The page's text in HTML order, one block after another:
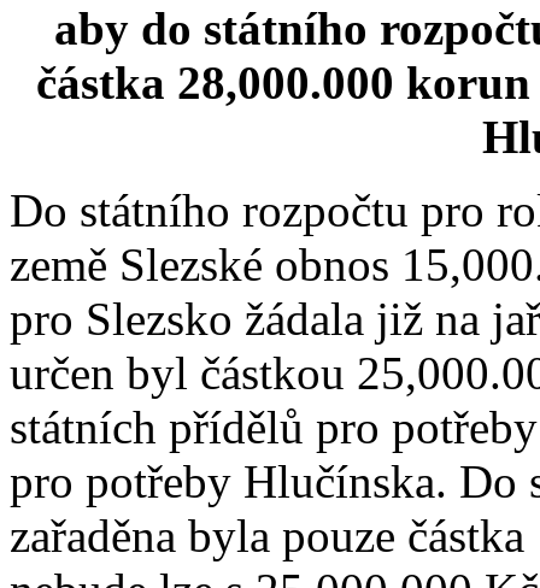
aby do státního
částka 28,000.000
Do státního rozpočtu pro
země Slezské obnos
pro Slezsko žádala již na
určen byl částkou
státních přídělů pro
pro potřeby Hlučínska. Do
zařaděna byla pouze